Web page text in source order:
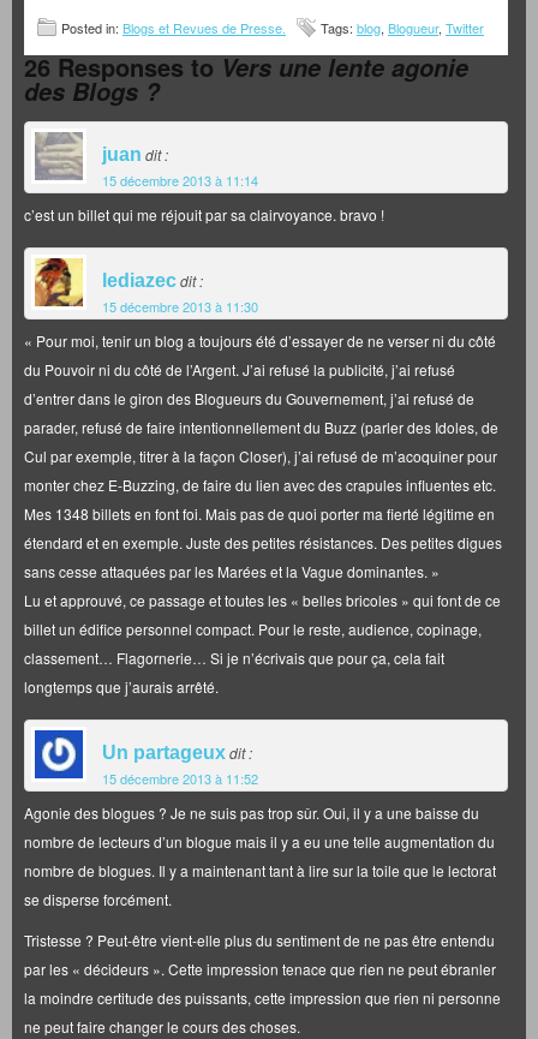
Posted in: Blogs et Revues de Presse. Tags: blog, Blogueur, Twitter
26 Responses toVers une lente agonie
des Blogs ?
juan dit :
15 décembre 2013 à 11:14
c’est un billet qui me réjouit par sa clairvoyance. bravo !
lediazecdit :
15 décembre 2013 à 11:30
« Pour moi, tenir un blog a toujours été d’essayer de ne verser ni du côté
du Pouvoir ni du côté de l’Argent. J’ai refusé la publicité, j’ai refusé
d’entrer dans le giron des Blogueurs du Gouvernement, j’ai refusé de
parader, refusé de faire intentionnellement du Buzz (parler des Idoles, de
Cul par exemple, titrer à la façon Closer), j’ai refusé de m’acoquiner pour
monter chez E-Buzzing, de faire du lien avec des crapules influentes etc.
Mes 1348 billets en font foi. Mais pas de quoi porter ma fierté légitime en
étendard et en exemple. Juste des petites résistances. Des petites digues
sans cesse attaquées par les Marées et la Vague dominantes. »
Lu et approuvé, ce passage et toutes les « belles bricoles » qui font de ce
billet un édifice personnel compact. Pour le reste, audience, copinage,
classement… Flagornerie… Si je n’écrivais que pour ça, cela fait
longtemps que j’aurais arrêté.
Un partageuxdit :
15 décembre 2013 à 11:52
Agonie des blogues ? Je ne suis pas trop sûr. Oui, il y a une baisse du
nombre de lecteurs d’un blogue mais il y a eu une telle augmentation du
nombre de blogues. Il y a maintenant tant à lire sur la toile que le lectorat
se disperse forcément.
Tristesse ? Peut-être vient-elle plus du sentiment de ne pas être entendu
par les « décideurs ». Cette impression tenace que rien ne peut ébranler
la moindre certitude des puissants, cette impression que rien ni personne
ne peut faire changer le cours des choses.